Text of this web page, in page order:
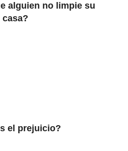
alguien no limpie su
casa?
el prejuicio?